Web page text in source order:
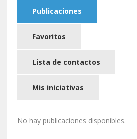
Publicaciones
Favoritos
Lista de contactos
Mis iniciativas
No hay publicaciones disponibles.